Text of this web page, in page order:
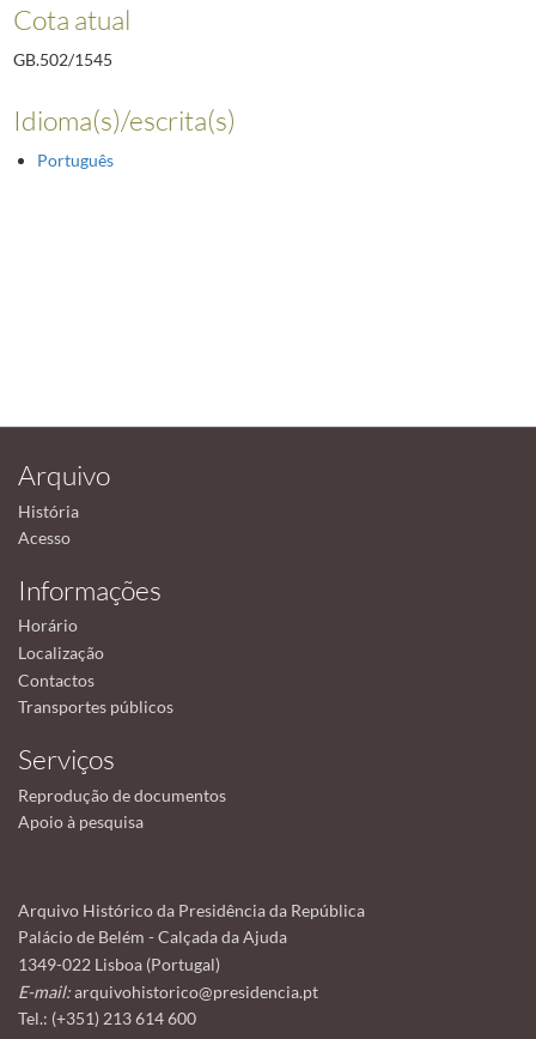
Cota atual
GB.502/1545
Idioma(s)/escrita(s)
Português
Arquivo
História
Acesso
Informações
Horário
Localização
Contactos
Transportes públicos
Serviços
Reprodução de documentos
Apoio à pesquisa
Arquivo Histórico da Presidência da República
Palácio de Belém - Calçada da Ajuda
1349-022 Lisboa (Portugal)
E-mail:arquivohistorico@presidencia.pt
Tel.: (+351) 213 614 600